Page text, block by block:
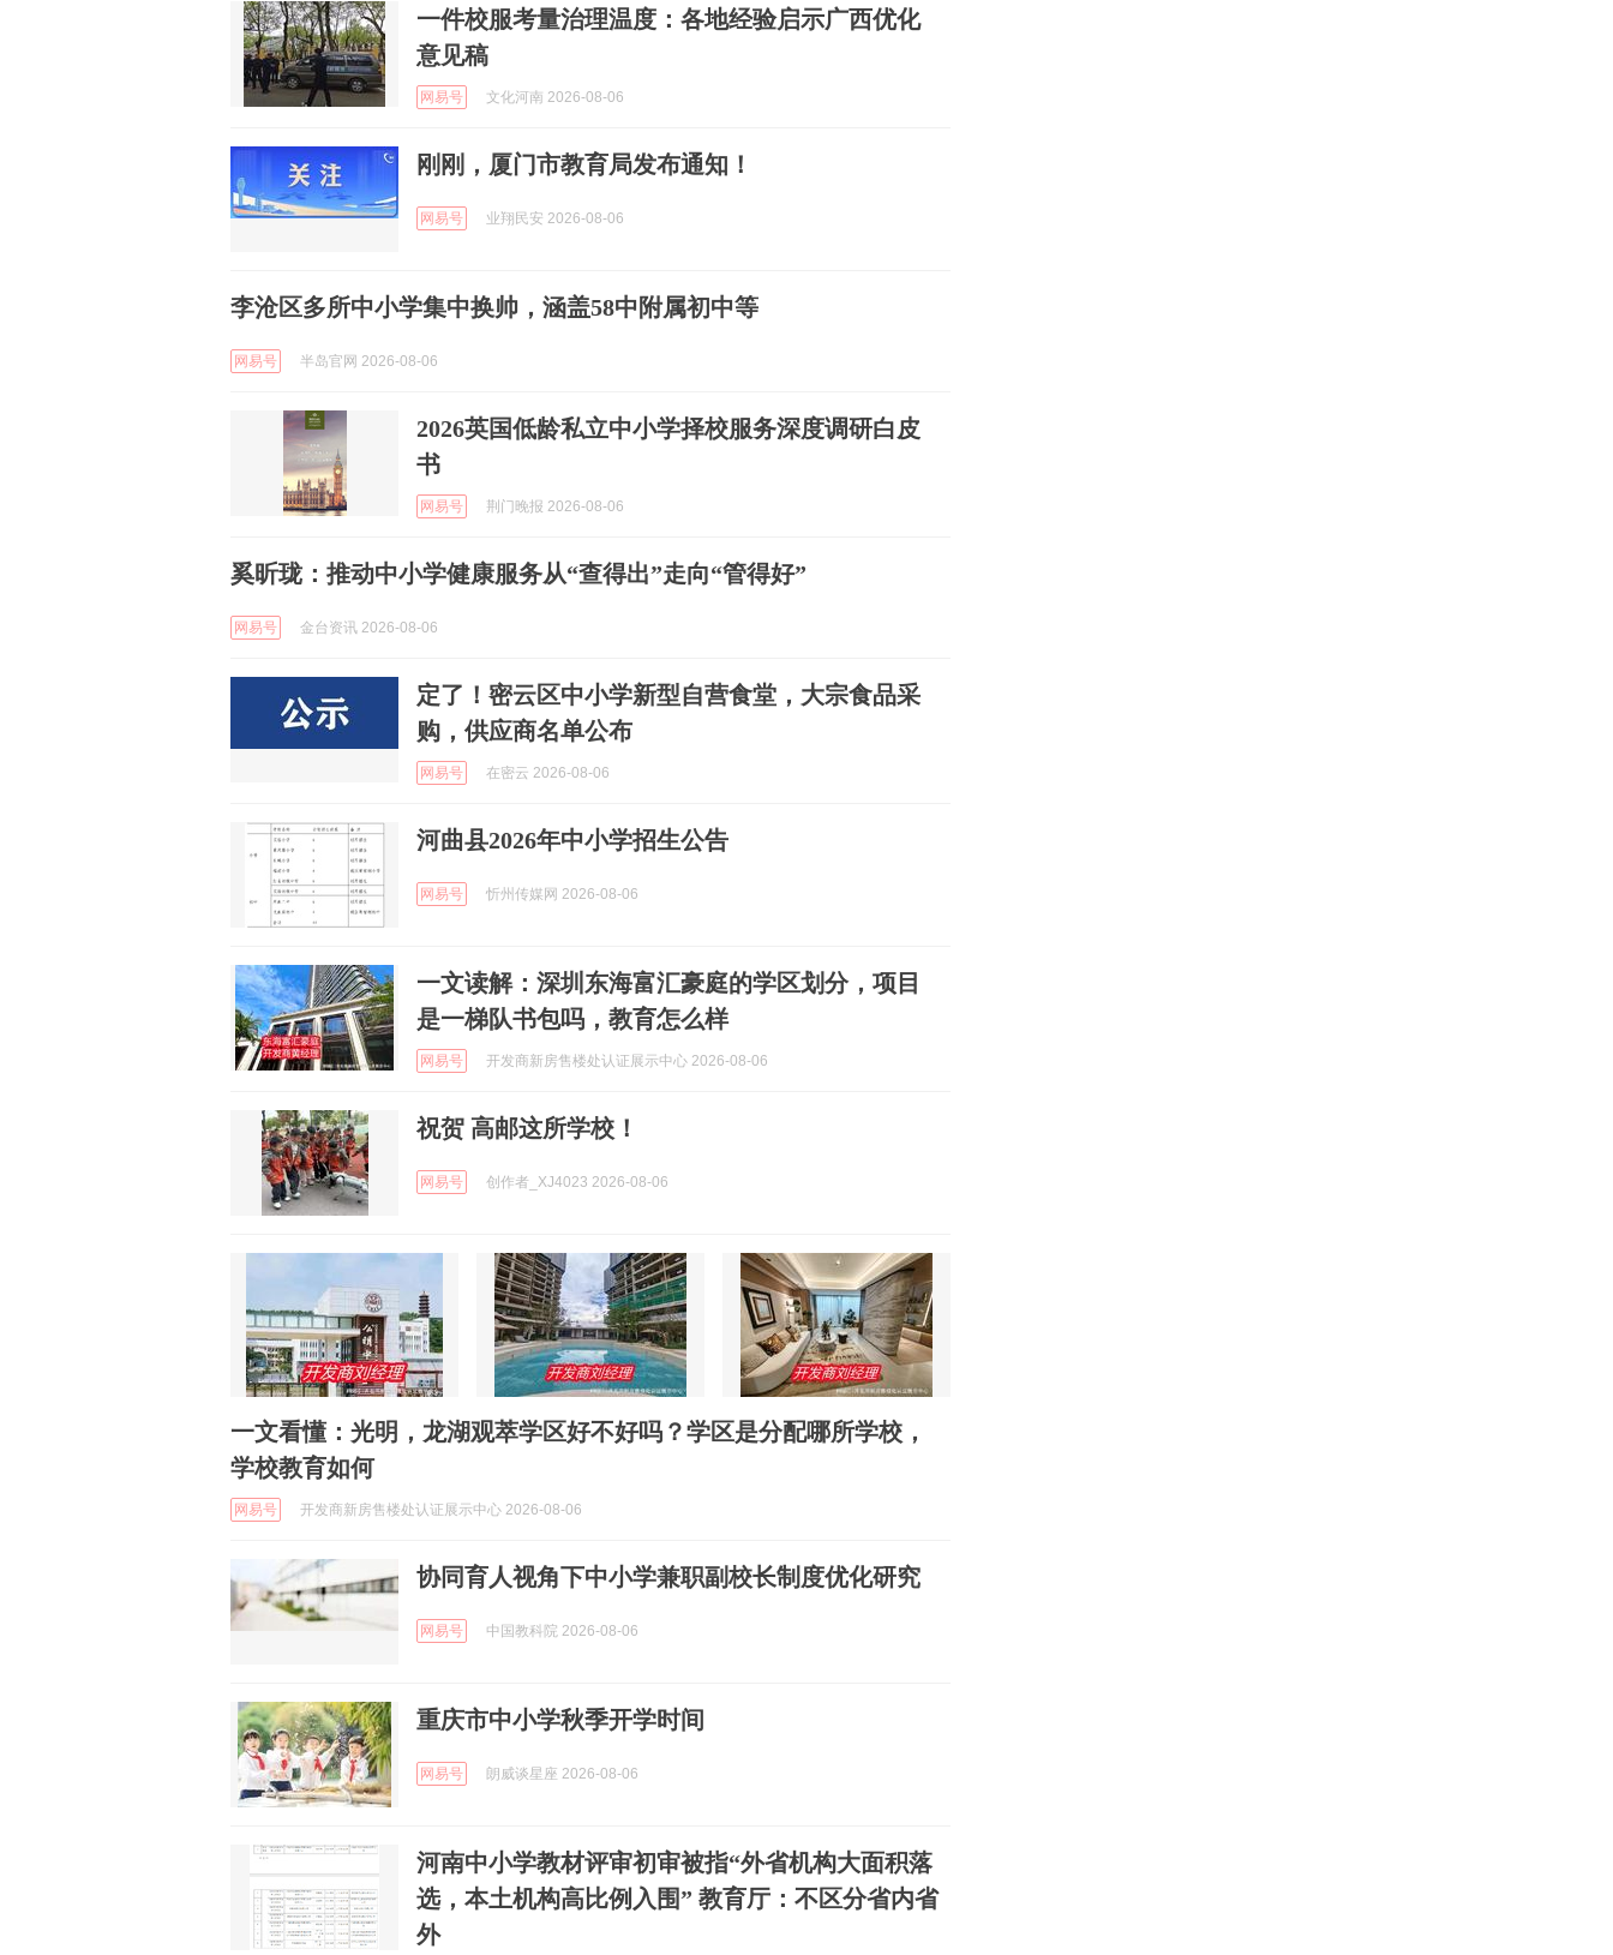
一件校服考量治理温度：各地经验启示广西优化
意见稿
网易号 文化河南 2026-08-06
刚刚，厦门市教育局发布通知！
网易号 业翔民安 2026-08-06
李沧区多所中小学集中换帅，涵盖58中附属初中等
网易号 半岛官网 2026-08-06
2026英国低龄私立中小学择校服务深度调研白皮
书
网易号 荆门晚报 2026-08-06
奚昕珑：推动中小学健康服务从“查得出”走向“管得好”
网易号 金台资讯 2026-08-06
定了！密云区中小学新型自营食堂，大宗食品采
购，供应商名单公布
网易号 在密云 2026-08-06
河曲县2026年中小学招生公告
网易号 忻州传媒网 2026-08-06
一文读解：深圳东海富汇豪庭的学区划分，项目
是一梯队书包吗，教育怎么样
网易号 开发商新房售楼处认证展示中心 2026-08-06
祝贺 高邮这所学校！
网易号 创作者_XJ4023 2026-08-06
一文看懂：光明，龙湖观萃学区好不好吗？学区是分配哪所学校，
学校教育如何
网易号 开发商新房售楼处认证展示中心 2026-08-06
协同育人视角下中小学兼职副校长制度优化研究
网易号 中国教科院 2026-08-06
重庆市中小学秋季开学时间
网易号 朗威谈星座 2026-08-06
河南中小学教材评审初审被指“外省机构大面积落
选，本土机构高比例入围” 教育厅：不区分省内省
外